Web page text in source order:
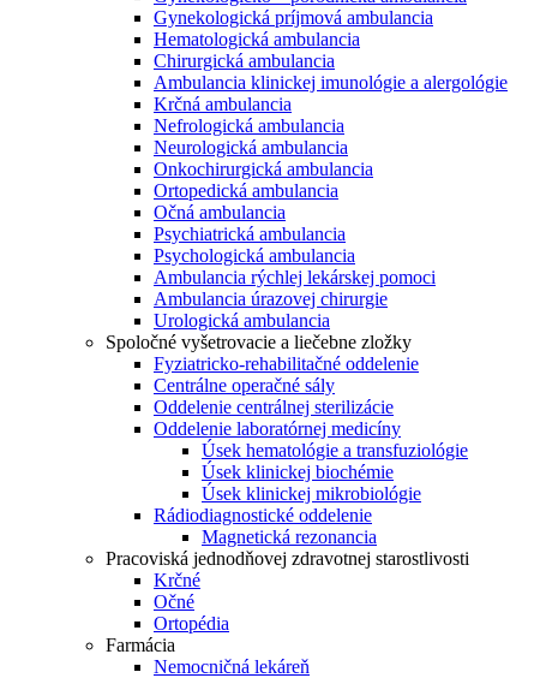
Gynekologická príjmová ambulancia
Hematologická ambulancia
Chirurgická ambulancia
Ambulancia klinickej imunológie a alergológie
Krčná ambulancia
Nefrologická ambulancia
Neurologická ambulancia
Onkochirurgická ambulancia
Ortopedická ambulancia
Očná ambulancia
Psychiatrická ambulancia
Psychologická ambulancia
Ambulancia rýchlej lekárskej pomoci
Ambulancia úrazovej chirurgie
Urologická ambulancia
Spoločné vyšetrovacie a liečebne zložky
Fyziatricko-rehabilitačné oddelenie
Centrálne operačné sály
Oddelenie centrálnej sterilizácie
Oddelenie laboratórnej medicíny
Úsek hematológie a transfuziológie
Úsek klinickej biochémie
Úsek klinickej mikrobiológie
Rádiodiagnostické oddelenie
Magnetická rezonancia
Pracoviská jednodňovej zdravotnej starostlivosti
Krčné
Očné
Ortopédia
Farmácia
Nemocničná lekáreň